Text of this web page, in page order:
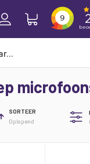
SORTEER
Oplopend